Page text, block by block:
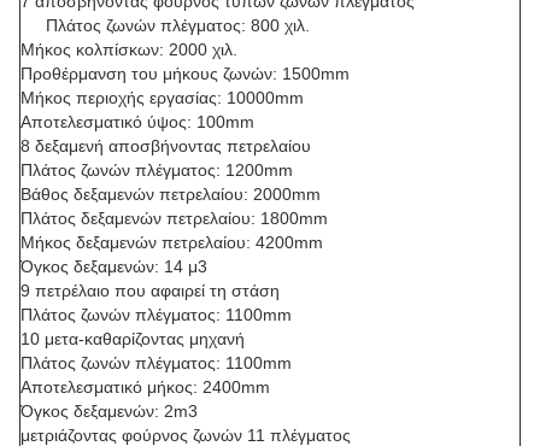
Πλάτος ζωνών πλέγματος: 800 χιλ.
Μήκος κολπίσκων: 2000 χιλ.
Προθέρμανση του μήκους ζωνών: 1500mm
Μήκος περιοχής εργασίας: 10000mm
Αποτελεσματικό ύψος: 100mm
8 δεξαμενή αποσβήνοντας πετρελαίου
Πλάτος ζωνών πλέγματος: 1200mm
Βάθος δεξαμενών πετρελαίου: 2000mm
Πλάτος δεξαμενών πετρελαίου: 1800mm
Μήκος δεξαμενών πετρελαίου: 4200mm
Όγκος δεξαμενών: 14 μ3
9 πετρέλαιο που αφαιρεί τη στάση
Πλάτος ζωνών πλέγματος: 1100mm
10 μετα-καθαρίζοντας μηχανή
Πλάτος ζωνών πλέγματος: 1100mm
Αποτελεσματικό μήκος: 2400mm
Όγκος δεξαμενών: 2m3
μετριάζοντας φούρνος ζωνών 11 πλέγματος